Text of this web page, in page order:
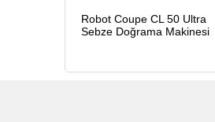
Robot Coupe CL 50 Ultra
Sebze Doğrama Makinesi